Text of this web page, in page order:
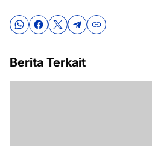
Berita Terkait